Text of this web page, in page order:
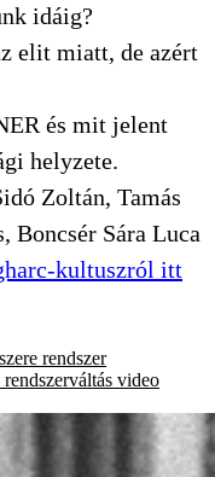
idáig?
elit miatt, de azért
és mit jelent
helyzete.
Zoltán, Tamás
Boncsér Sára Luca
kultuszról itt
rendszer
rendszerváltás video